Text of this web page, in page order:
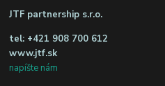
JTF partnership s.r.o.
tel: +421 908 700 612
www.jtf.sk
napíšte nám